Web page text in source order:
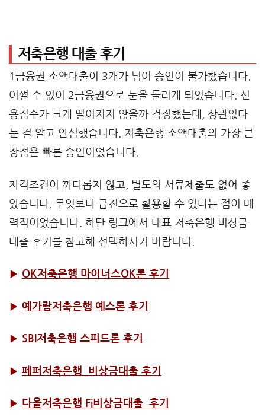
저축은행 대출 후기
1금융권 소액대출이 3개가 넘어 승인이 불가했습니다.
어쩔 수 없이 2금융권으로 눈을 돌리게 되었습니다. 신
용점수가 크게 떨어지지 않을까 걱정했는데, 상관없다
는 걸 알고 안심했습니다. 저축은행 소액대출의 가장 큰
장점은 빠른 승인이었습니다.
자격조건이 까다롭지 않고, 별도의 서류제출도 없어 좋
았습니다. 무엇보다 급전으로 활용할 수 있다는 점이 매
력적이었습니다. 하단 링크에서 대표 저축은행 비상금
대출 후기를 참고해 선택하시기 바랍니다.
▶ OK저축은행 마이너스OK론 후기
▶ 예가람저축은행 예스론 후기
▶ SBI저축은행 스피드론 후기
▶ 페퍼저축은행 비상금대출 후기
▶ 다올저축은행 Fi비상금대출 후기